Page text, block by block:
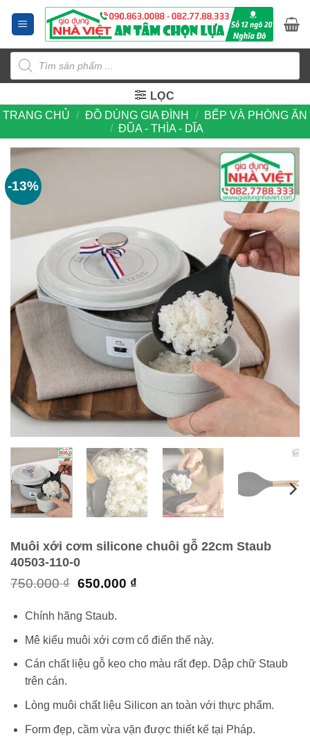
dung
Tìm
kiếm
sản
phẩm
LỌC
TRANG CHỦ
/ ĐỒ DÙNG GIA ĐÌNH /
BẾP VÀ PHÒNG ĂN
/ ĐŨA - THÌA - DĨA
-13%
Muôi xới cơm silicone chuôi gỗ 22cm Staub
40503-110-0
750.000₫ Giá
là:
750.000 ₫.
650.000 ₫Giá
650.000 ₫.
Chính hãng Staub.
Mê kiểu muôi xới cơm cổ điển thế này.
Cán chất liệu gỗ keo cho màu rất đẹp. Dập chữ Staub
trên cán.
Lòng muôi chất liệu Silicon an toàn với thực phẩm.
Form đẹp, cầm vừa vặn được thiết kế tại Pháp.